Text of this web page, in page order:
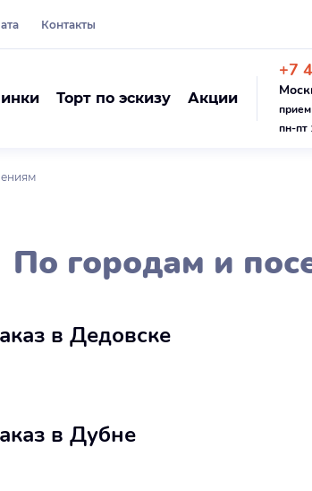
Контакты
Торт по эскизу Акции
+7
пн-пт
По городам и
в Дедовске
в Дубне